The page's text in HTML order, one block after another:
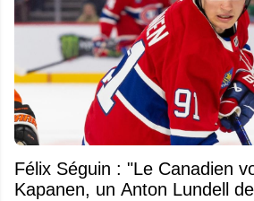
Félix Séguin : "Le Canadien
Kapanen, un Anton Lundell